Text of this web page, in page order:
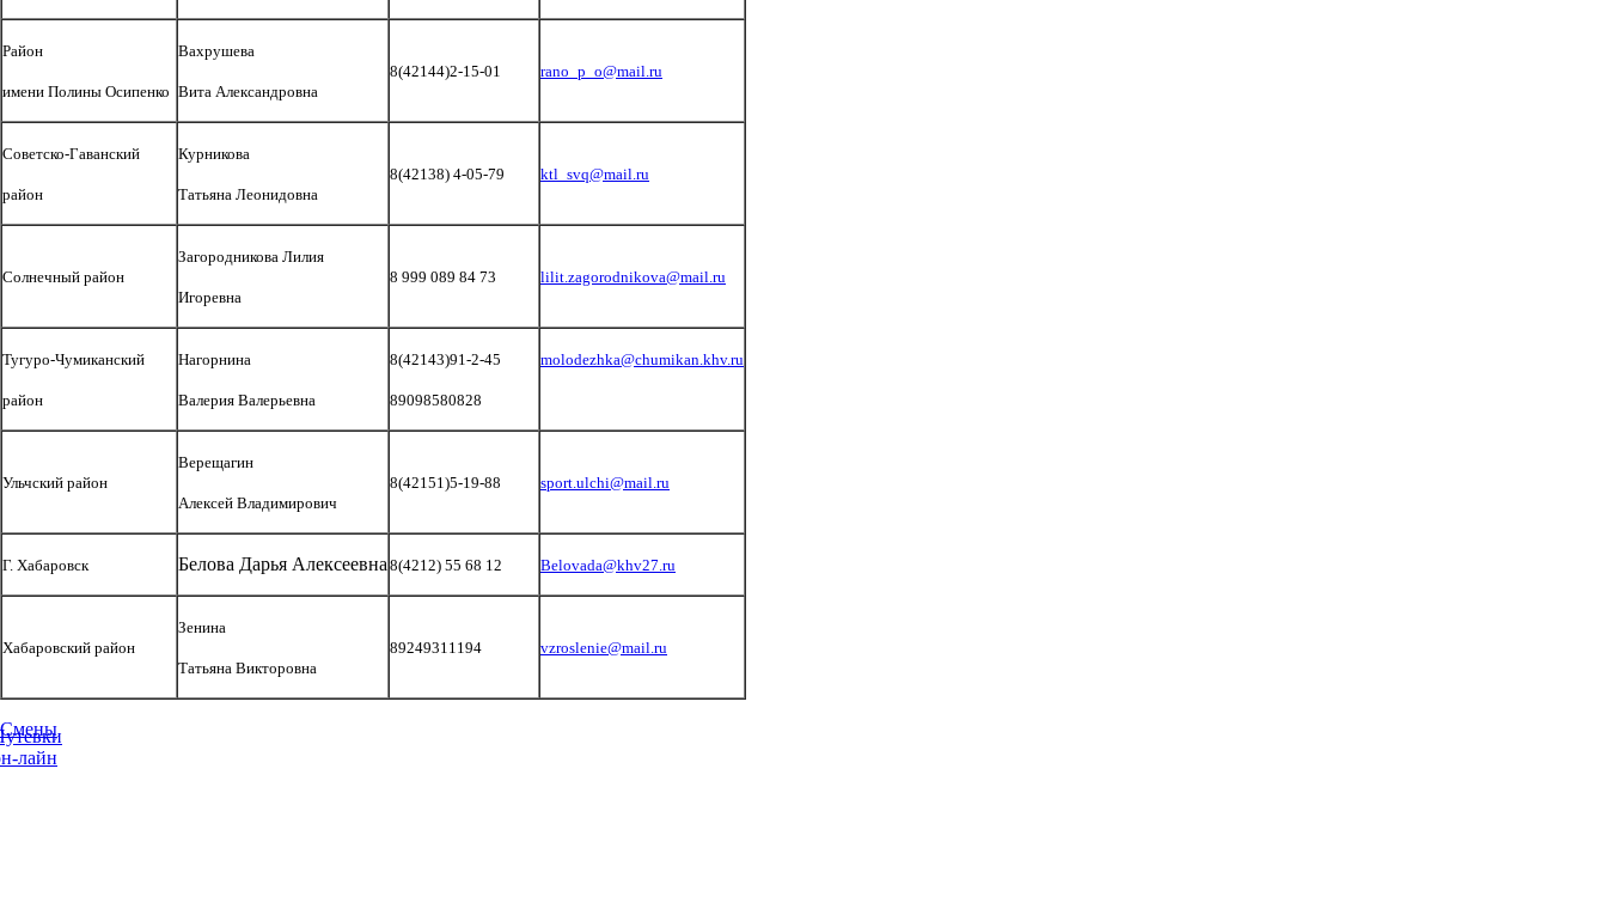
Район
имени Полины Осипенко
Вахрушева
Вита Александровна
8(42144)2-15-01 rano_p_o@mail.ru
Советско-Гаванский
район
Курникова
Татьяна Леонидовна
8(42138) 4-05-79 ktl_svq@mail.ru
Солнечный район
Загородникова Лилия
Игоревна
8 999 089 84 73 lilit.zagorodnikova@mail.ru
Тугуро-Чумиканский
район
Нагорнина
Валерия Валерьевна
8(42143)91-2-45
89098580828
molodezhka@chumikan.khv.ru
Ульчский район
Верещагин
Алексей Владимирович
8(42151)5-19-88 sport.ulchi@mail.ru
Г. Хабаровск Белова Дарья Алексеевна 8(4212) 55 68 12 Belovada@khv27.ru
Хабаровский район
Зенина
Татьяна Викторовна
89249311194 vzroslenie@mail.ru
Смены
лайн